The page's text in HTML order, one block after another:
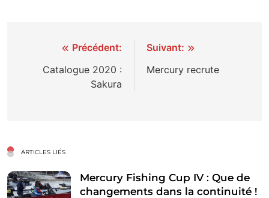
NavigationPrécédent:
Catalogue 2020 :
Sakura
Suivant:
Mercury recrute
ARTICLES LIÉS
Mercury Fishing Cup IV : Que de
changements dans la continuité !